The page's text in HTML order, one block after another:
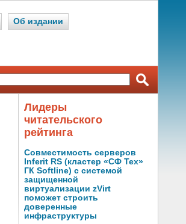
Об издании
Лидеры
читательского
рейтинга
Совместимость серверов
Inferit RS (кластер «СФ Тех»
ГК Softline) с системой
защищенной
виртуализации zVirt
поможет строить
доверенные
инфраструктуры